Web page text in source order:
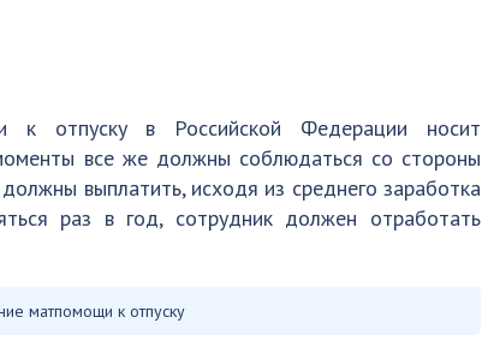
к отпуску в Российской Федерации носит
все же должны соблюдаться со стороны
выплатить, исходя из среднего заработка
раз в год, сотрудник должен отработать
матпомощи к отпуску